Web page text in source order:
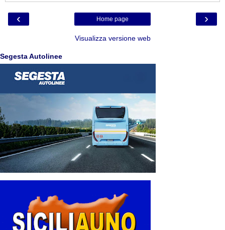
‹ ›
Home page
Visualizza versione web
Segesta Autolinee